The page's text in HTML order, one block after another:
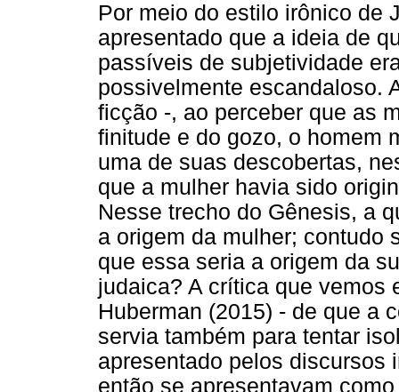
Por meio do estilo irônico de
apresentado que a ideia de
passíveis de subjetividade
possivelmente escandaloso.
ficção -, ao perceber que as
finitude e do gozo, o homem
uma de suas descobertas,
que a mulher havia sido
Nesse trecho do Gênesis, a
a origem da mulher; contudo
que essa seria a origem da
judaica? A crítica que vemos
Huberman (2015) - de que a
servia também para tentar
apresentado pelos discursos
então se apresentavam